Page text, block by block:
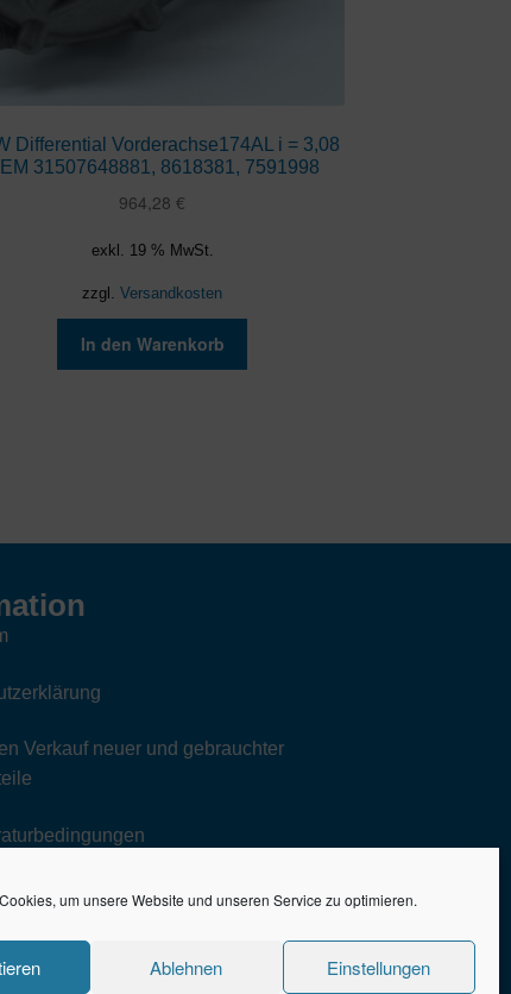
um unsere Website und unseren Service zu optimieren.
Ablehnen Einstellungen
Differential Vorderachse174AL i = 3,08
31507648881, 8618381, 7591998
964,28€
exkl. 19 % MwSt.
zzgl.Versandkosten
In den Warenkorb
Verkauf neuer und gebrauchter